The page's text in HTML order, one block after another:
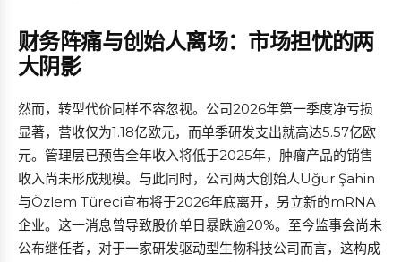
财务阵痛与创始人离场：市场担忧的两
大阴影
然而，转型代价同样不容忽视。公司2026年第一季度净亏损
显著，营收仅为1.18亿欧元，而单季研发支出就高达5.57亿欧
元。管理层已预告全年收入将低于2025年，肿瘤产品的销售
收入尚未形成规模。与此同时，公司两大创始人Uğur Şahin
与Özlem Türeci宣布将于2026年底离开，另立新的mRNA
企业。这一消息曾导致股价单日暴跌逾20%。至今监事会尚未
公布继任者，对于一家研发驱动型生物科技公司而言，这构成